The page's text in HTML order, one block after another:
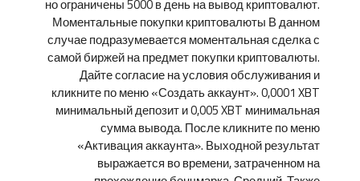
Моментальные покупки криптовалюты В данном
случае подразумевается моментальная сделка с
самой биржей на предмет покупки криптовалюты.
Дайте согласие на условия обслуживания и
кликните по меню «Создать аккаунт». 0,0001 XBT
минимальный депозит и 0,005 XBT минимальная
сумма вывода. После кликните по меню
«Активация аккаунта». Выходной результат
выражается во времени, затраченном на